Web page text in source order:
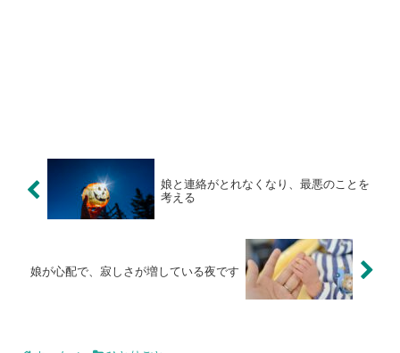
娘と連絡がとれなくなり、最悪のことを
考える
娘が心配で、寂しさが増している夜です